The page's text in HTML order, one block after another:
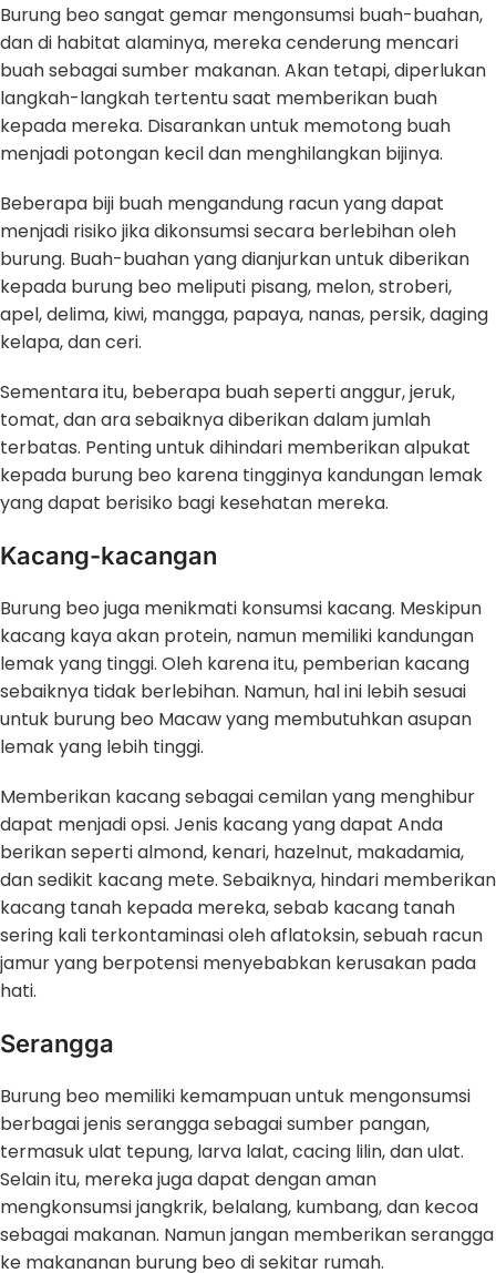
Burung beo sangat gemar mengonsumsi buah-buahan,
dan di habitat alaminya, mereka cenderung mencari
buah sebagai sumber makanan. Akan tetapi, diperlukan
langkah-langkah tertentu saat memberikan buah
kepada mereka. Disarankan untuk memotong buah
menjadi potongan kecil dan menghilangkan bijinya.
Beberapa biji buah mengandung racun yang dapat
menjadi risiko jika dikonsumsi secara berlebihan oleh
burung. Buah-buahan yang dianjurkan untuk diberikan
kepada burung beo meliputi pisang, melon, stroberi,
apel, delima, kiwi, mangga, papaya, nanas, persik, daging
kelapa, dan ceri.
Sementara itu, beberapa buah seperti anggur, jeruk,
tomat, dan ara sebaiknya diberikan dalam jumlah
terbatas. Penting untuk dihindari memberikan alpukat
kepada burung beo karena tingginya kandungan lemak
yang dapat berisiko bagi kesehatan mereka.
Kacang-kacangan
Burung beo juga menikmati konsumsi kacang. Meskipun
kacang kaya akan protein, namun memiliki kandungan
lemak yang tinggi. Oleh karena itu, pemberian kacang
sebaiknya tidak berlebihan. Namun, hal ini lebih sesuai
untuk burung beo Macaw yang membutuhkan asupan
lemak yang lebih tinggi.
Memberikan kacang sebagai cemilan yang menghibur
dapat menjadi opsi. Jenis kacang yang dapat Anda
berikan seperti almond, kenari, hazelnut, makadamia,
dan sedikit kacang mete. Sebaiknya, hindari memberikan
kacang tanah kepada mereka, sebab kacang tanah
sering kali terkontaminasi oleh aflatoksin, sebuah racun
jamur yang berpotensi menyebabkan kerusakan pada
hati.
Serangga
Burung beo memiliki kemampuan untuk mengonsumsi
berbagai jenis serangga sebagai sumber pangan,
termasuk ulat tepung, larva lalat, cacing lilin, dan ulat.
Selain itu, mereka juga dapat dengan aman
mengkonsumsi jangkrik, belalang, kumbang, dan kecoa
sebagai makanan. Namun jangan memberikan serangga
ke makananan burung beo di sekitar rumah.